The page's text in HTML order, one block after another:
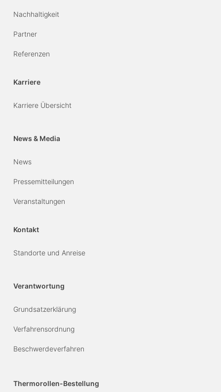
Nachhaltigkeit
Partner
Referenzen
Karriere
Karriere Übersicht
News & Media
News
Pressemitteilungen
Veranstaltungen
Kontakt
Standorte und Anreise
Verantwortung
Grundsatzerklärung
Verfahrensordnung
Beschwerdeverfahren
Thermorollen-Bestellung